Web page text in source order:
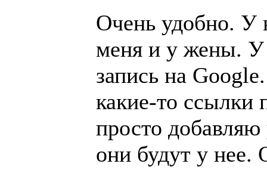
Очень удобно. У
меня и у жены. У
запись на
какие-то ссылки
просто добавляю
они будут у нее.